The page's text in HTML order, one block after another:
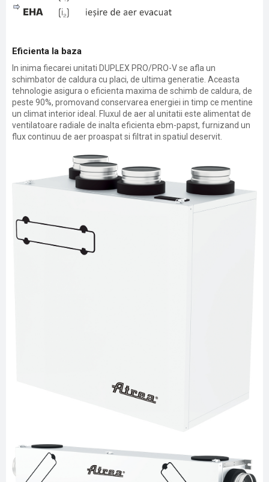
Eficienta la baza
In inima fiecarei unitati DUPLEX PRO/PRO-V se afla un
schimbator de caldura cu placi, de ultima generatie. Aceasta
tehnologie asigura o eficienta maxima de schimb de caldura, de
peste 90%, promovand conservarea energiei in timp ce mentine
un climat interior ideal. Fluxul de aer al unitatii este alimentat de
ventilatoare radiale de inalta eficienta ebm-papst, furnizand un
flux continuu de aer proaspat si filtrat in spatiul deservit.